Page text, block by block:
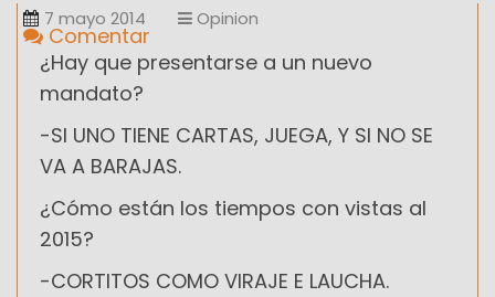
7 mayo 2014 Opinion
Comentar
¿Hay que presentarse a un nuevo
mandato?
-SI UNO TIENE CARTAS, JUEGA, Y SI NO SE
VA A BARAJAS.
¿Cómo están los tiempos con vistas al
2015?
-CORTITOS COMO VIRAJE E LAUCHA.